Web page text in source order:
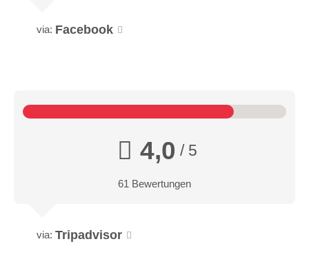
via: Facebook
4,0 / 5
61 Bewertungen
via: Tripadvisor